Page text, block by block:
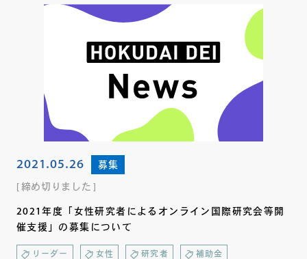
2021.05.26 募集
締め切りました
2021年度「女性研究者によるオンライン国際研究会等開
催支援」の募集について
リーダー 女性 研究者 補助金